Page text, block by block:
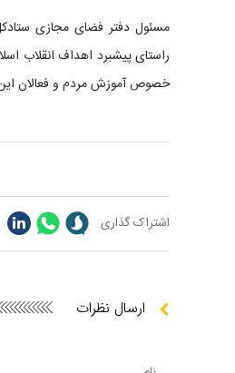
مسئول دفتر فضای مجازی
راستای پیشبرد اهداف انقلاب
خصوص آموزش مردم و فعالان این
اشتراک گذاری
ارسال نظرات